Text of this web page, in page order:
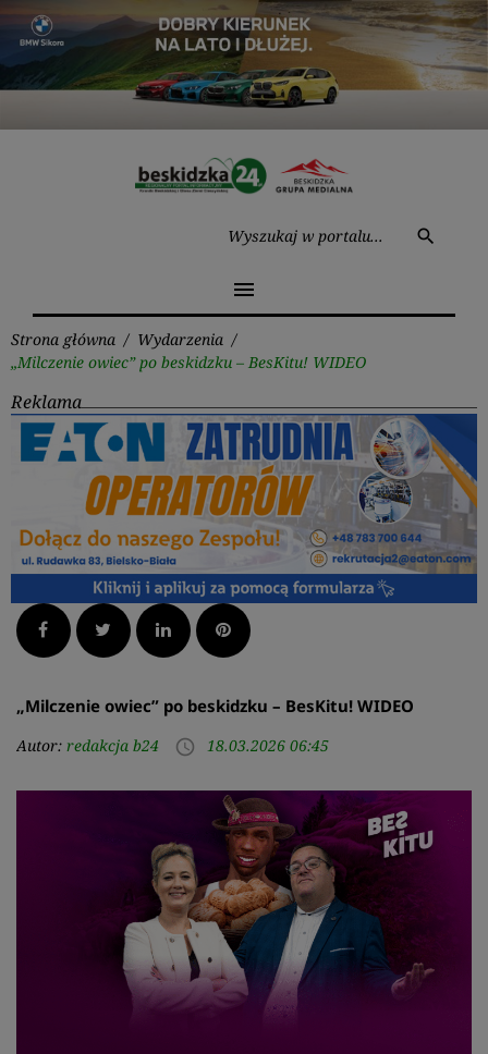
Przejdź
treści
search
menu
Strona główna / Wydarzenia /
„Milczenie owiec” po beskidzku – BesKitu! WIDEO
Reklama
Facebook Twitter LinkedInPinterest
„Milczenie owiec” po beskidzku – BesKitu! WIDEO
Autor: redakcja b24 access_time 18.03.2026 06:45